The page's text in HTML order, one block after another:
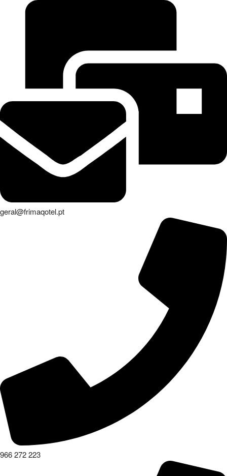
geral@frimaqotel.pt
966 272 223